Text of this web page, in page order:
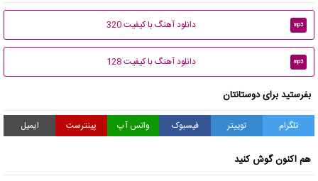
mp3 دانلود آهنگ با کیفیت 320
mp3 دانلود آهنگ با کیفیت 128
بفرستید برای دوستانتان
تلگرام توییتر فیسبوک واتس آپ پینترست ایمیل
هم اکنون گوش کنید